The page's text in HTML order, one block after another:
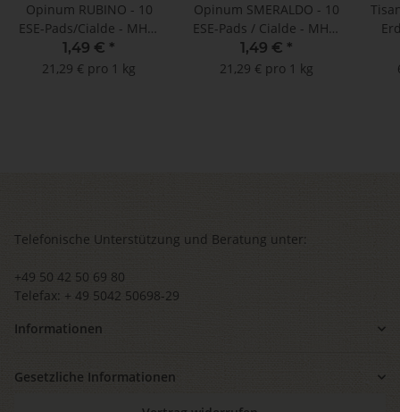
Opinum RUBINO - 10
ESE-Pads/Cialde - MHD:
30.11.2022
1,49 € *
21,29 € pro 1 kg
Opinum SMERALDO - 10
ESE-Pads / Cialde - MHD:
30.11.2022
1,49 € *
21,29 € pro 1 kg
Telefonische Unterstützung und Beratung unter:
+49 50 42 50 69 80
Telefax: + 49 5042 50698-29
Informationen
Gesetzliche Informationen